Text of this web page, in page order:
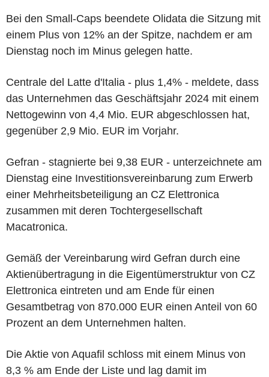
Bei den Small-Caps beendete Olidata die Sitzung mit
einem Plus von 12% an der Spitze, nachdem er am
Dienstag noch im Minus gelegen hatte.
Centrale del Latte d'Italia - plus 1,4% - meldete, dass
das Unternehmen das Geschäftsjahr 2024 mit einem
Nettogewinn von 4,4 Mio. EUR abgeschlossen hat,
gegenüber 2,9 Mio. EUR im Vorjahr.
Gefran - stagnierte bei 9,38 EUR - unterzeichnete am
Dienstag eine Investitionsvereinbarung zum Erwerb
einer Mehrheitsbeteiligung an CZ Elettronica
zusammen mit deren Tochtergesellschaft
Macatronica.
Gemäß der Vereinbarung wird Gefran durch eine
Aktienübertragung in die Eigentümerstruktur von CZ
Elettronica eintreten und am Ende für einen
Gesamtbetrag von 870.000 EUR einen Anteil von 60
Prozent an dem Unternehmen halten.
Die Aktie von Aquafil schloss mit einem Minus von
8,3 % am Ende der Liste und lag damit im